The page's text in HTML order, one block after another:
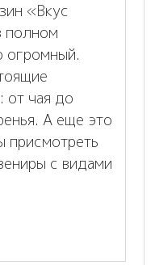
«Вкус
полном
огромный.
от чая до
А еще это
присмотреть
с видами